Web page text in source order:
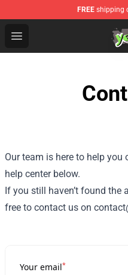
FREE shipping
Open menu
Yeat Shop - Official
Our team is here to help you
help center below.
If you still haven’t found the
free to contact us on